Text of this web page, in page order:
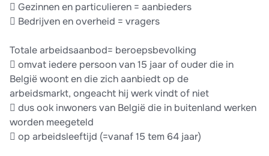
 Gezinnen en particulieren = aanbieders
 Bedrijven en overheid = vragers
Totale arbeidsaanbod= beroepsbevolking
 omvat iedere persoon van 15 jaar of ouder die in
België woont en die zich aanbiedt op de
arbeidsmarkt, ongeacht hij werk vindt of niet
 dus ook inwoners van België die in buitenland werken
worden meegeteld
 op arbeidsleeftijd (=vanaf 15 tem 64 jaar)